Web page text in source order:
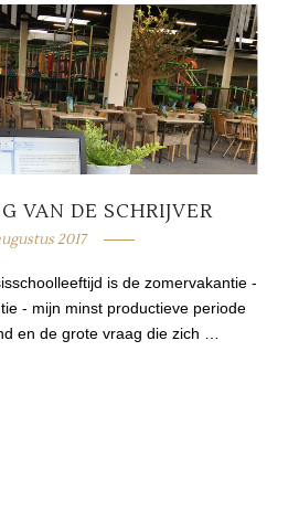
VAN DE SCHRIJVER
2017
is de zomervakantie -
- mijn minst productieve periode
en de grote vraag die zich …